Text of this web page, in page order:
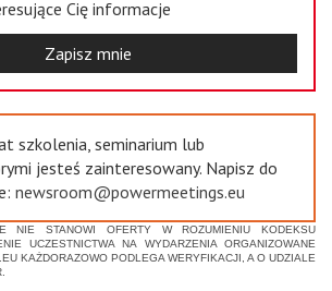
Cię informacje
Zapisz mnie
szkolenia, seminarium lub
jesteś zainteresowany. Napisz do
newsroom@powermeetings.eu
NIE STANOWI OFERTY W ROZUMIENIU KODEKSU
UCZESTNICTWA NA WYDARZENIA ORGANIZOWANE
KAŻDORAZOWO PODLEGA WERYFIKACJI, A O UDZIALE